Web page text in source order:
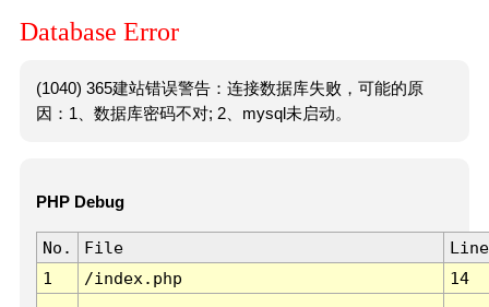
Database Error
(1040) 365建站错误警告：连接数据库失败，可能的原
因：1、数据库密码不对; 2、mysql未启动。
PHP Debug
No. File
Line
1
/index.php 14